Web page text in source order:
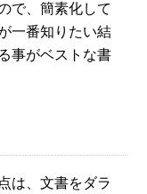
で、簡素化して
一番知りたい結
事がベストな書
は、文書をダラ